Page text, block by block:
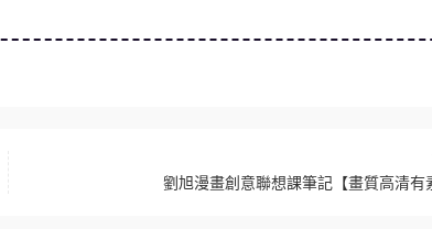
劉旭漫畫創意聯想課筆記【畫質高清有